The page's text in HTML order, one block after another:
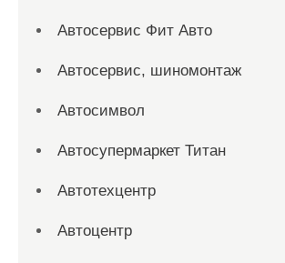
Автосервис Фит Авто
Автосервис, шиномонтаж
Автосимвол
Автосупермаркет Титан
Автотехцентр
Автоцентр